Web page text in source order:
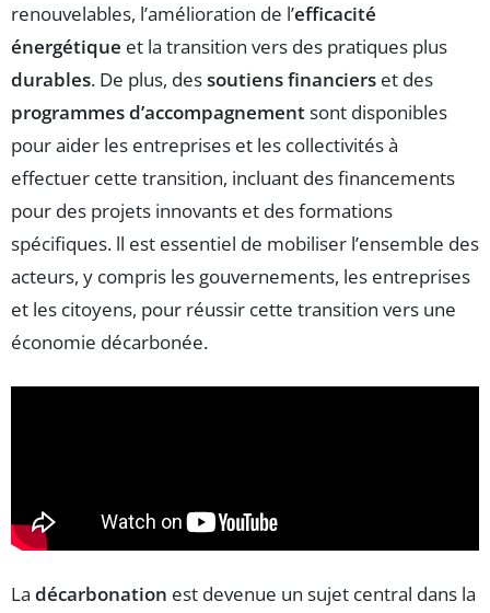
renouvelables, l’amélioration de l’efficacité
énergétique et la transition vers des pratiques plus
durables. De plus, dessoutiens financiers et des
programmes d’accompagnementsont disponibles
pour aider les entreprises et les collectivités à
effectuer cette transition, incluant des financements
pour des projets innovants et des formations
spécifiques. ll est essentiel de mobiliser l’ensemble des
acteurs, y compris les gouvernements, les entreprises
et les citoyens, pour réussir cette transition vers une
économie décarbonée.
La décarbonation est devenue un sujet central dans la